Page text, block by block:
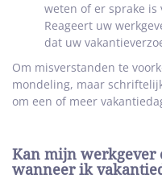
weten of er sprake is
Reageert uw
dat uw
Om misverstanden te
mondeling, maar
om een of meer
Kan mijn werkgever
wanneer ik